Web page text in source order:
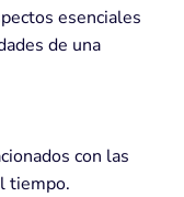
esenciales
de una
con las
tiempo.